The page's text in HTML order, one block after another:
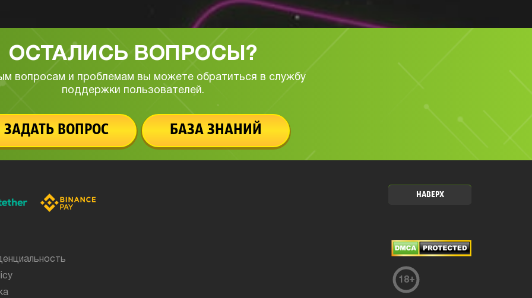
ОСТАЛИСЬ ВОПРОСЫ?
вопросам и проблемам вы можете обратиться в службу
поддержки пользователей.
ЗАДАТЬ ВОПРОС БАЗА ЗНАНИЙ
НАВЕРХ
18+